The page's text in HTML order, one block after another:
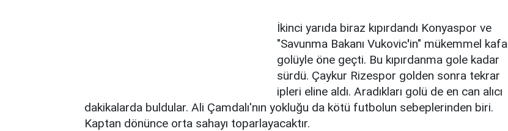
İkinci yarıda biraz kıpırdandı Konyaspor ve
"Savunma Bakanı Vukovic'in" mükemmel kafa
golüyle öne geçti. Bu kıpırdanma gole kadar
sürdü. Çaykur Rizespor golden sonra tekrar
ipleri eline aldı. Aradıkları golü de en can alıcı
dakikalarda buldular. Ali Çamdalı'nın yokluğu da kötü futbolun sebeplerinden biri.
Kaptan dönünce orta sahayı toparlayacaktır.